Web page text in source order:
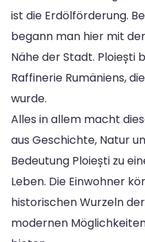
ist die Erdölförderung.
begann man hier mit
Nähe der Stadt.
Raffinerie Rumäniens,
wurde.
Alles in allem macht
aus Geschichte, Natur
Bedeutung Ploiești zu
Leben. Die Einwohner
historischen Wurzeln
modernen